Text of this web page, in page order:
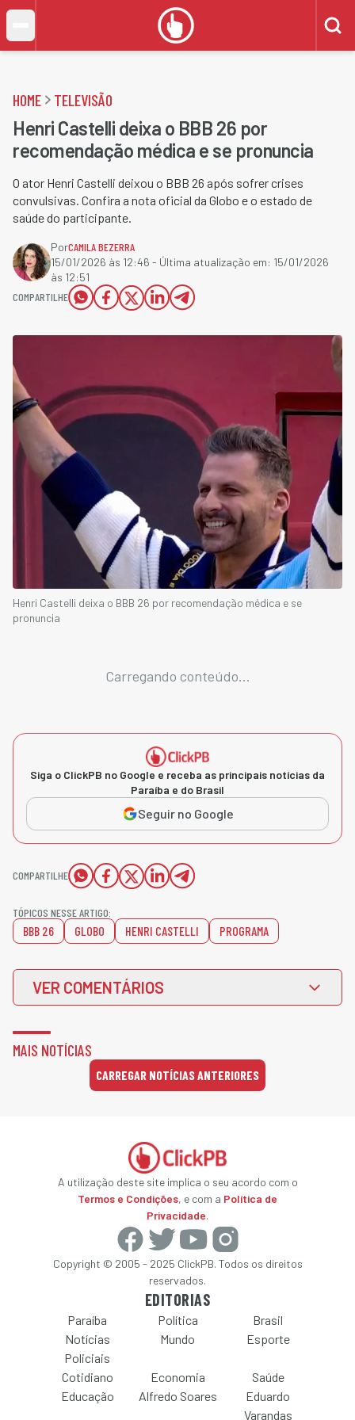
HOME TELEVISÃO
Henri Castelli deixa o BBB 26 por
recomendação médica e se pronuncia
O ator Henri Castelli deixou o BBB 26 após sofrer crises
convulsivas. Confira a nota oficial da Globo e o estado de
saúde do participante.
PorCAMILA BEZERRA
15/01/2026 às 12:46 - Última atualização em: 15/01/2026
às 12:51
COMPARTILHE
Henri Castelli deixa o BBB 26 por recomendação médica e se
pronuncia
Carregando conteúdo...
Siga o ClickPB no Google e receba as principais notícias da
Paraíba e do Brasil
Seguir no Google
COMPARTILHE
TÓPICOS NESSE ARTIGO:
BBB 26 GLOBO HENRI CASTELLI PROGRAMA
VER COMENTÁRIOS
MAIS NOTÍCIAS
CARREGAR NOTÍCIAS ANTERIORES
A utilização deste site implica o seu acordo com o
Termos e Condições, e com a Política de
Privacidade.
Copyright © 2005 - 2025 ClickPB. Todos os direitos
reservados.
EDITORIAS
Paraíba Política
Brasil
Notícias
Policiais
Mundo Esporte
Cotidiano Economia
Saúde
Educação
Alfredo Soares
Eduardo
Varandas